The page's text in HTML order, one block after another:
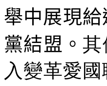
舉中展現
黨結盟。其
入變革愛國